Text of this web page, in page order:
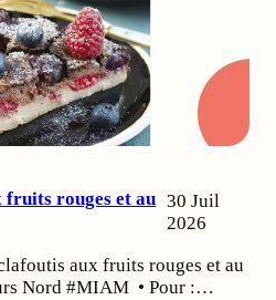
fruits rouges et au 30 Juil
2026
aux fruits rouges et au
Nord #MIAM • Pour :…